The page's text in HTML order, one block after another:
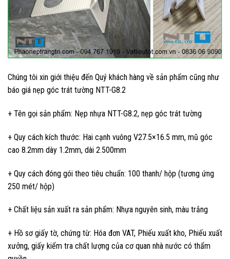
Chúng tôi xin giới thiệu đến Quý khách hàng về sản phẩm cũng như
báo giá nẹp góc trát tường NTT-G8.2
+ Tên gọi sản phẩm: Nẹp nhựa NTT-G8.2, nẹp góc trát tường
+ Quy cách kích thước: Hai cạnh vuông V27.5×16.5 mm, mũ góc
cao 8.2mm dày 1.2mm, dài 2.500mm
+ Quy cách đóng gói theo tiêu chuẩn: 100 thanh/ hộp (tương ứng
250 mét/ hộp)
+ Chất liệu sản xuất ra sản phẩm: Nhựa nguyên sinh, màu trắng
+ Hồ sơ giấy tờ, chứng từ: Hóa đơn VAT, Phiếu xuất kho, Phiếu xuất
xưởng, giấy kiểm tra chất lượng của cơ quan nhà nước có thẩm